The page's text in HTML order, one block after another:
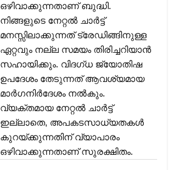
ഒഴിവാക്കുന്നതാണ് ബുദ്ധി.
നിങ്ങളുടെ നേറ്റൽ ചാർട്ട്
മനസ്സിലാക്കുന്നത് ട്രേഡിങ്ങിനുള്ള
ഏറ്റവും നല്ല സമയം തിരിച്ചറിയാൻ
സഹായിക്കും. വിദഗ്ധ ജ്യോതിഷ
ഉപദേശം തേടുന്നത് ആവശ്യമായ
മാർഗനിർദേശം നൽകും.
വ്യക്തമായ നേറ്റൽ ചാർട്ട്
ഇല്ലാതെ, അപകടസാധ്യതകൾ
കുറയ്ക്കുന്നതിന് വ്യാപാരം
ഒഴിവാക്കുന്നതാണ് സുരക്ഷിതം.